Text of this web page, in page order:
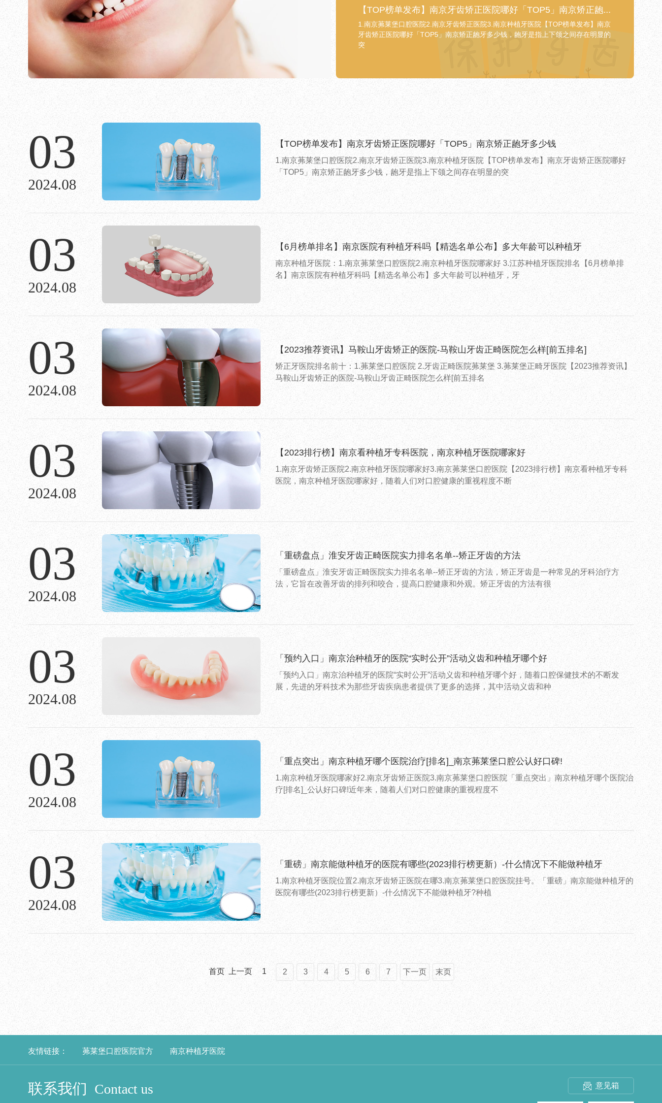
【TOP榜单发布】南京牙齿矫正医院哪好「TOP5」南京矫正龅...
1.南京茀莱堡口腔医院2.南京牙齿矫正医院3.南京种植牙医院【TOP榜单发布】南京
牙齿矫正医院哪好「TOP5」南京矫正龅牙多少钱，龅牙是指上下颌之间存在明显的
突
03
2024.08
【TOP榜单发布】南京牙齿矫正医院哪好「TOP5」南京矫正龅牙多少钱
1.南京茀莱堡口腔医院2.南京牙齿矫正医院3.南京种植牙医院【TOP榜单发布】南京牙齿矫正医院哪好
「TOP5」南京矫正龅牙多少钱，龅牙是指上下颌之间存在明显的突
03
2024.08
【6月榜单排名】南京医院有种植牙科吗【精选名单公布】多大年龄可以种植牙
南京种植牙医院：1.南京茀莱堡口腔医院2.南京种植牙医院哪家好 3.江苏种植牙医院排名【6月榜单排
名】南京医院有种植牙科吗【精选名单公布】多大年龄可以种植牙，牙
03
2024.08
【2023推荐资讯】马鞍山牙齿矫正的医院-马鞍山牙齿正畸医院怎么样[前五排名]
矫正牙医院排名前十：1.茀莱堡口腔医院 2.牙齿正畸医院茀莱堡 3.茀莱堡正畸牙医院【2023推荐资讯】
马鞍山牙齿矫正的医院-马鞍山牙齿正畸医院怎么样[前五排名
03
2024.08
【2023排行榜】南京看种植牙专科医院，南京种植牙医院哪家好
1.南京牙齿矫正医院2.南京种植牙医院哪家好3.南京茀莱堡口腔医院【2023排行榜】南京看种植牙专科
医院，南京种植牙医院哪家好，随着人们对口腔健康的重视程度不断
03
2024.08
「重磅盘点」淮安牙齿正畸医院实力排名名单--矫正牙齿的方法
「重磅盘点」淮安牙齿正畸医院实力排名名单--矫正牙齿的方法，矫正牙齿是一种常见的牙科治疗方
法，它旨在改善牙齿的排列和咬合，提高口腔健康和外观。矫正牙齿的方法有很
03
2024.08
「预约入口」南京治种植牙的医院“实时公开”活动义齿和种植牙哪个好
「预约入口」南京治种植牙的医院“实时公开”活动义齿和种植牙哪个好，随着口腔保健技术的不断发
展，先进的牙科技术为那些牙齿疾病患者提供了更多的选择，其中活动义齿和种
03
2024.08
「重点突出」南京种植牙哪个医院治疗[排名]_南京茀莱堡口腔公认好口碑!
1.南京种植牙医院哪家好2.南京牙齿矫正医院3.南京茀莱堡口腔医院「重点突出」南京种植牙哪个医院治
疗[排名]_公认好口碑!近年来，随着人们对口腔健康的重视程度不
03
2024.08
「重磅」南京能做种植牙的医院有哪些(2023排行榜更新）-什么情况下不能做种植牙
1.南京种植牙医院位置2.南京牙齿矫正医院在哪3.南京茀莱堡口腔医院挂号。「重磅」南京能做种植牙的
医院有哪些(2023排行榜更新）-什么情况下不能做种植牙?种植
首页 上一页 1 2 3 4 5 6 7 下一页 末页
友情链接： 茀莱堡口腔医院官方 南京种植牙医院
联系我们 Contact us 意见箱